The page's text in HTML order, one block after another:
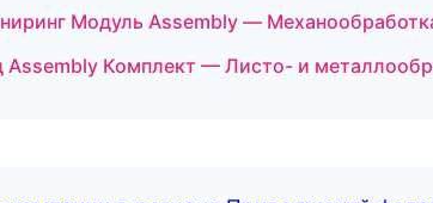
Модуль Assembly —
Assembly Комплект — Листо- и